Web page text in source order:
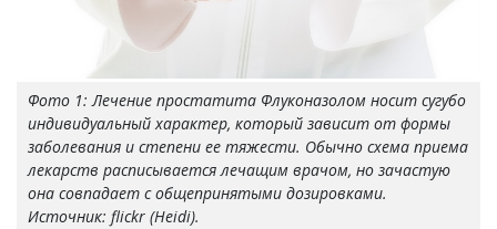
Фото 1: Лечение простатита Флуконазолом носит сугубо
индивидуальный характер, который зависит от формы
заболевания и степени ее тяжести. Обычно схема приема
лекарств расписывается лечащим врачом, но зачастую
она совпадает с общепринятыми дозировками.
Источник: flickr (Heidi).